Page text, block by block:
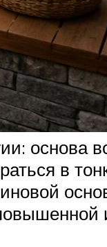
основа
в